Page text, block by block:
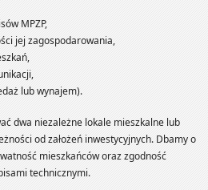
MPZP,
jej zagospodarowania,
lub wynajem).
dwa niezależne lokale mieszkalne lub
od założeń inwestycyjnych. Dbamy o
mieszkańców oraz zgodność
technicznymi.